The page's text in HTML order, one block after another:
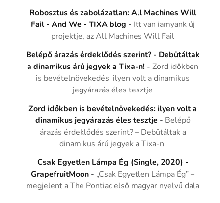
Robosztus és zabolázatlan: All Machines Will
Fail - And We - TIXA blog - Itt van iamyank új
projektje, az All Machines Will Fail
Belépő árazás érdeklődés szerint? - Debütáltak
a dinamikus árú jegyek a Tixa-n! -Zord időkben
is bevételnövekedés: ilyen volt a dinamikus
jegyárazás éles tesztje
Zord időkben is bevételnövekedés: ilyen volt a
dinamikus jegyárazás éles tesztje - Belépő
árazás érdeklődés szerint? – Debütáltak a
dinamikus árú jegyek a Tixa-n!
Csak Egyetlen Lámpa Ég (Single, 2020) -
GrapefruitMoon - „Csak Egyetlen Lámpa Ég” –
megjelent a The Pontiac első magyar nyelvű dala